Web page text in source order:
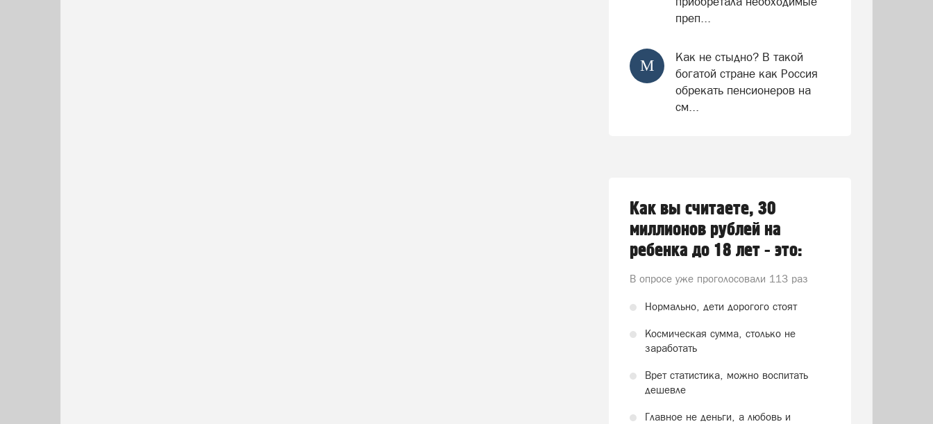
преп...
М
Как не стыдно? В такой
богатой стране как Россия
обрекать пенсионеров на
см...
Как вы считаете, 30
миллионов рублей на
ребенка до 18 лет - это:
В опросе уже проголосовали 113 раз
Нормально, дети дорогого стоят
Космическая сумма, столько не
заработать
Врет статистика, можно воспитать
дешевле
Главное не деньги, а любовь и